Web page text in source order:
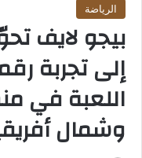
الرياضة
بيجو لايف
إلى تجربة
اللعبة في
وشمال